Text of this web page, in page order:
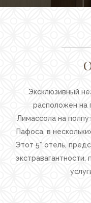
Pестораны
Галерея
Семейный
Свадьбы
Эксклюзивный
расположен на
Лимассола на
Пафоса, в
Этот 5* отель,
экстравагантности,